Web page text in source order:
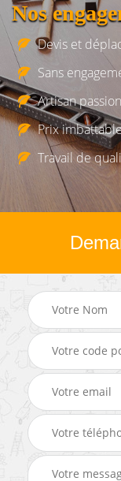
Nos
Devis et
Sans
Artisan
Prix
Travail de